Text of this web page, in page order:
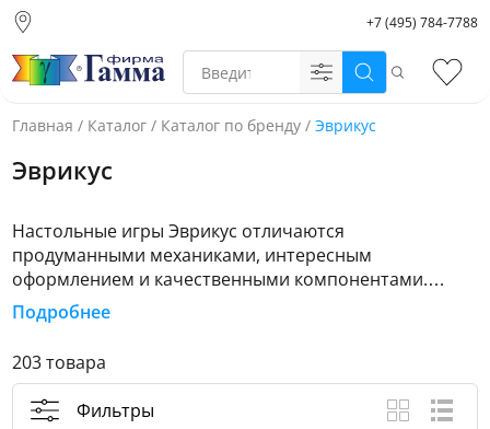
склад)
Санкт-Петербург
Екатеринбург
+7 (495) 784-7788
Поиск
Главная / Каталог / Каталог по бренду / Эврикус
Эврикус
Настольные игры Эврикус отличаются
продуманными механиками, интересным
оформлением и качественными компонентами.
Среди игр, выпущенных под маркой Эврикус, есть
игры для детей, семейного досуга, компаний друзей,
а также поклонников стратегий. Приоритетное
направление издательства – собственные проекты,
поэтому большинство игр под маркой Эврикус
произведено в России. Играйте в хорошие игры
Подробнее
203 товара
Фильтры
Вид каталога
Крупные